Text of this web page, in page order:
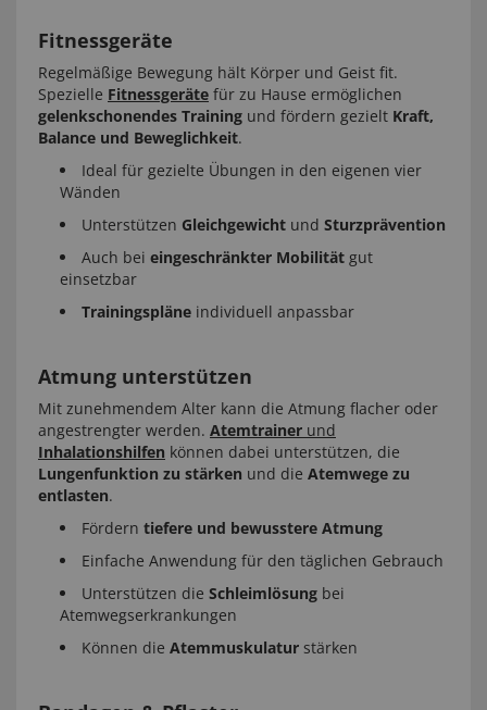
Fitnessgeräte
Regelmäßige Bewegung hält Körper und Geist fit.
Spezielle Fitnessgeräte für zu Hause ermöglichen
gelenkschonendes Training und fördern gezielt Kraft,
Balance und Beweglichkeit.
Ideal für gezielte Übungen in den eigenen vier
Wänden
Unterstützen Gleichgewicht und Sturzprävention
Auch bei eingeschränkter Mobilität gut
einsetzbar
Trainingspläne individuell anpassbar
Atmung unterstützen
Mit zunehmendem Alter kann die Atmung flacher oder
angestrengter werden. Atemtrainer und
Inhalationshilfen können dabei unterstützen, die
Lungenfunktion zu stärken und die Atemwege zu
entlasten.
Fördern tiefere und bewusstere Atmung
Einfache Anwendung für den täglichen Gebrauch
Unterstützen die Schleimlösung bei
Atemwegserkrankungen
Können die Atemmuskulatur stärken